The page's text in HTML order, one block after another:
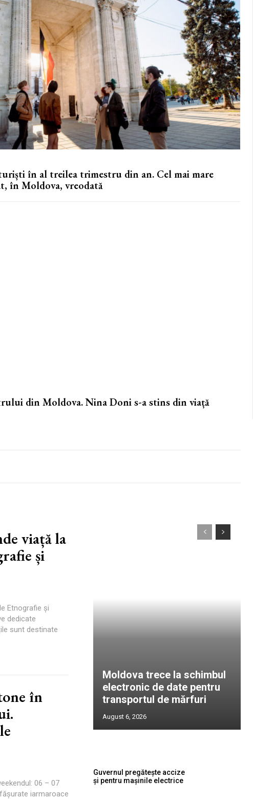
în al treilea trimestru din an. Cel mai mare
în Moldova, vreodată
din Moldova. Nina Doni s-a stins din viață
viață la
și
Etnografie și
dedicate
sunt destinate
în
06 – 07
iarmaroace
Moldova trece la schimbul
electronic de date pentru
transportul de mărfuri
August 6, 2026
Guvernul pregătește accize
și pentru mașinile electrice